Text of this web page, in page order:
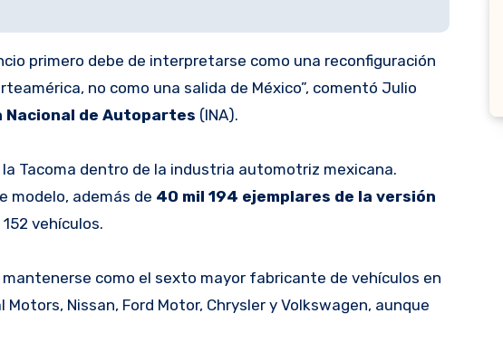
primero debe de interpretarse como una reconfiguración
no como una salida de México”, comentó Julio
Nacional de Autopartes (INA).
Tacoma dentro de la industria automotriz mexicana.
modelo, además de 40 mil 194 ejemplares de la versión
vehículos.
como el sexto mayor fabricante de vehículos en
Nissan, Ford Motor, Chrysler y Volkswagen, aunque